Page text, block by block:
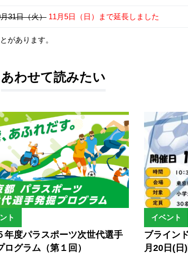
31日（火） 11月5日（日）まで延長しました
があります。
あわせて読みたい
ト
年度パラスポーツ次世代選手
ログラム（第１回）
イベント
ブライン
月20日(